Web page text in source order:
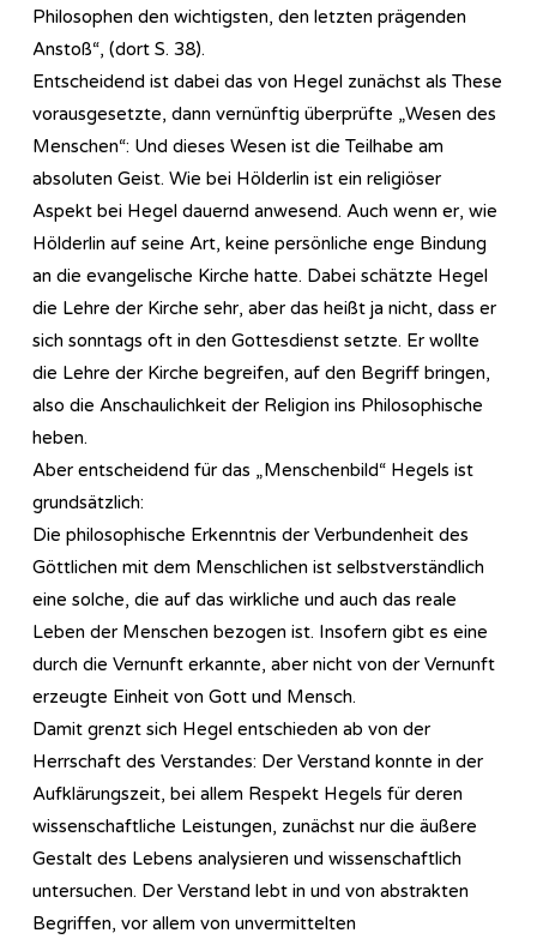
Philosophen den wichtigsten, den letzten prägenden
Anstoß“, (dort S. 38).
Entscheidend ist dabei das von Hegel zunächst als These
vorausgesetzte, dann vernünftig überprüfte „Wesen des
Menschen“: Und dieses Wesen ist die Teilhabe am
absoluten Geist. Wie bei Hölderlin ist ein religiöser
Aspekt bei Hegel dauernd anwesend. Auch wenn er, wie
Hölderlin auf seine Art, keine persönliche enge Bindung
an die evangelische Kirche hatte. Dabei schätzte Hegel
die Lehre der Kirche sehr, aber das heißt ja nicht, dass er
sich sonntags oft in den Gottesdienst setzte. Er wollte
die Lehre der Kirche begreifen, auf den Begriff bringen,
also die Anschaulichkeit der Religion ins Philosophische
heben.
Aber entscheidend für das „Menschenbild“ Hegels ist
grundsätzlich:
Die philosophische Erkenntnis der Verbundenheit des
Göttlichen mit dem Menschlichen ist selbstverständlich
eine solche, die auf das wirkliche und auch das reale
Leben der Menschen bezogen ist. Insofern gibt es eine
durch die Vernunft erkannte, aber nicht von der Vernunft
erzeugte Einheit von Gott und Mensch.
Damit grenzt sich Hegel entschieden ab von der
Herrschaft des Verstandes: Der Verstand konnte in der
Aufklärungszeit, bei allem Respekt Hegels für deren
wissenschaftliche Leistungen, zunächst nur die äußere
Gestalt des Lebens analysieren und wissenschaftlich
untersuchen. Der Verstand lebt in und von abstrakten
Begriffen, vor allem von unvermittelten